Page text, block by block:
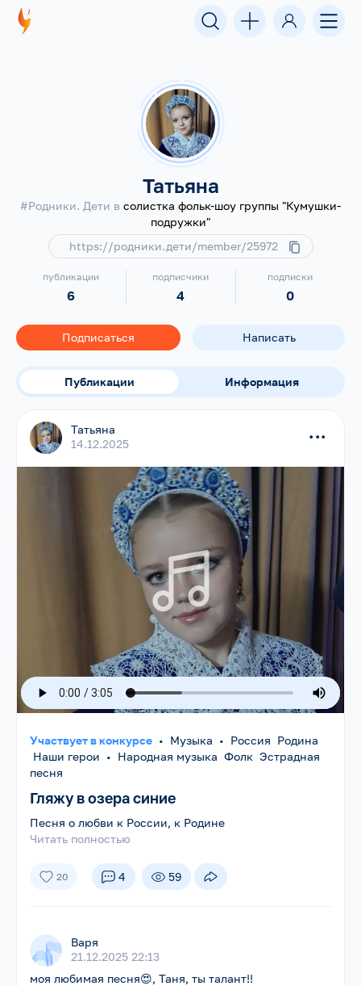
Татьяна
#Родники. Дети в солистка фольк-шоу группы "Кумушки-
подружки"
https://родники.дети/member/25972
публикации
6
подписчики
4
подписки
0
Подписаться Написать
Публикации Информация
Татьяна
14.12.2025
...
Участвует в конкурсе • Музыка • Россия Родина
Наши герои • Народная музыка Фолк Эстрадная
песня
Гляжу в озера синие
Песня о любви к России, к Родине
Читать полностью
20 4 59
Варя
21.12.2025 22:13
моя любимая песня😍, Таня, ты талант!!